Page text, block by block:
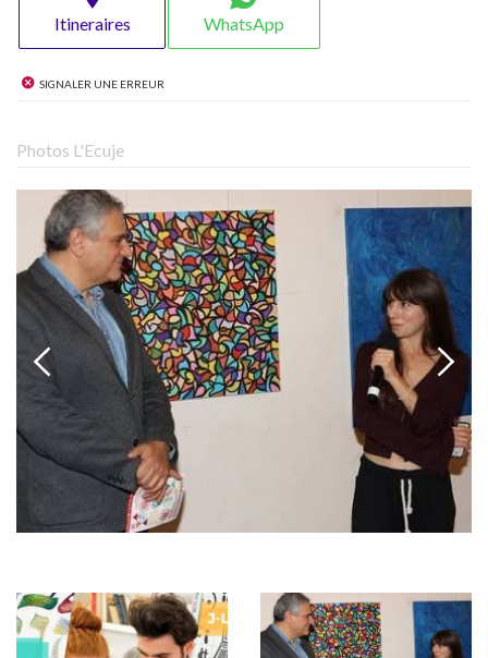
Itineraires WhatsApp
Signaler une erreur
Photos L'Ecuje